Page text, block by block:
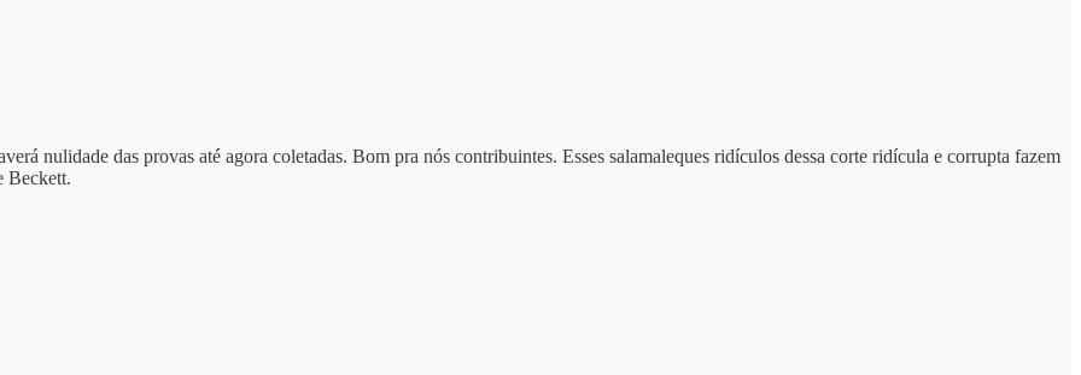
nulidade das provas até agora coletadas. Bom pra nós contribuintes. Esses salamaleques ridículos dessa corte ridícula e corrupta fazem
Beckett.